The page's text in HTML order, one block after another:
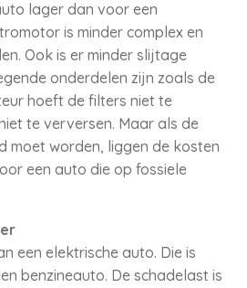
lager dan voor een
is minder complex en
Ook is er minder slijtage
onderdelen zijn zoals de
hoeft de filters niet te
te verversen. Maar als de
moet worden, liggen de kosten
een auto die op fossiele
een elektrische auto. Die is
benzineauto. De schadelast is